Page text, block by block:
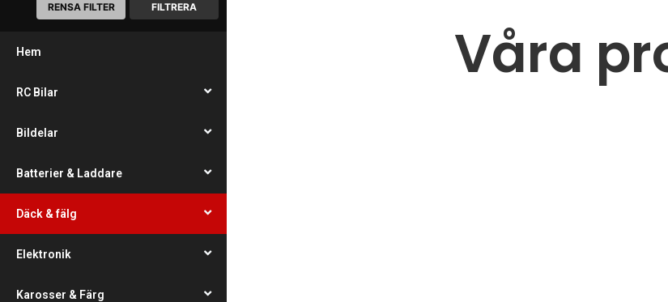
FILTRERA
RENSA FILTER
Hem
RC Bilar
Bildelar
Batterier & Laddare
Däck & fälg
Elektronik
Karosser & Färg
Våra